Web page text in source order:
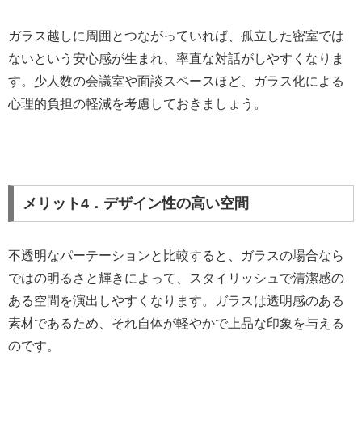
ガラス越しに周囲とつながっていれば、孤立した密室では
ないという安心感が生まれ、率直な対話がしやすくなりま
す。少人数の会議室や面談スペースほど、ガラス化による
心理的負担の軽減を考慮しておきましょう。
メリット4．デザイン性の高い空間
不透明なパーテーションと比較すると、ガラスの場合なら
ではの明るさと輝きによって、スタイリッシュで清潔感の
ある空間を演出しやすくなります。ガラスは透明感のある
素材であるため、それ自体が軽やかで上品な印象を与える
のです。